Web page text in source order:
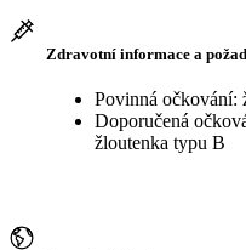
Zdravotní informace a
Povinná očkování:
Doporučená
žloutenka typu B